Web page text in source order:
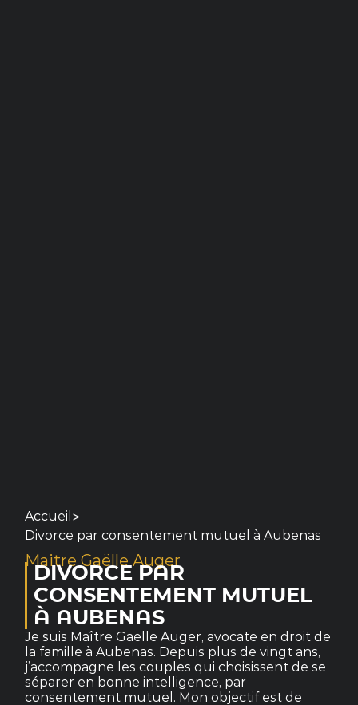
Accueil >
Divorce par consentement mutuel à Aubenas
Maitre Gaëlle Auger
DIVORCE PAR
CONSENTEMENT MUTUEL
À AUBENAS
Je suis Maître Gaëlle Auger, avocate en droit de
la famille à Aubenas. Depuis plus de vingt ans,
j’accompagne les couples qui choisissent de se
séparer en bonne intelligence, par
consentement mutuel. Mon objectif est de